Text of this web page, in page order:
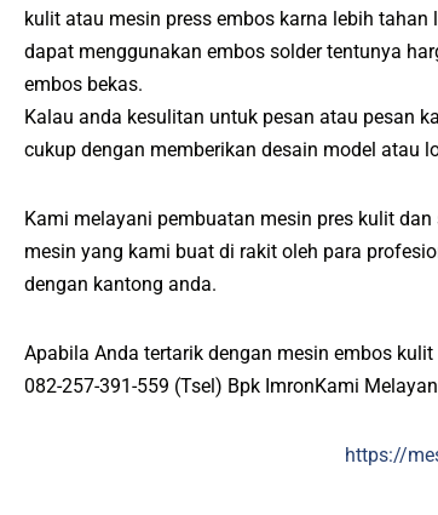
kulit atau mesin press embos karna lebih
dapat menggunakan embos solder tentunya
embos bekas.
Kalau anda kesulitan untuk pesan atau pesan
cukup dengan memberikan desain model atau
Kami melayani pembuatan mesin pres kulit
mesin yang kami buat di rakit oleh para
dengan kantong anda.
Apabila Anda tertarik dengan mesin embos
082-257-391-559 (Tsel) Bpk ImronKami
https://